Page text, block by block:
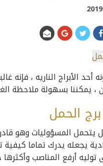
أحد الأبراج الناريه ،
، يمكننا بسهولة ملاحظة
الحمل
يتحمل المسؤوليات وهو
يجعله يدرك تماما
أرفع المناصب